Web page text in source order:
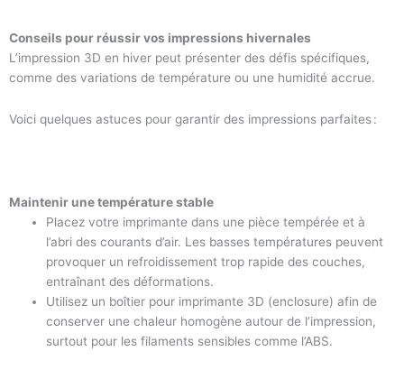
Conseils pour réussir vos impressions hivernales
L’impression 3D en hiver peut présenter des défis spécifiques,
comme des variations de température ou une humidité accrue.
Voici quelques astuces pour garantir des impressions parfaites :
Maintenir une température stable
Placez votre imprimante dans une pièce tempérée et à
l’abri des courants d’air. Les basses températures peuvent
provoquer un refroidissement trop rapide des couches,
entraînant des déformations.
Utilisez un boîtier pour imprimante 3D (enclosure) afin de
conserver une chaleur homogène autour de l’impression,
surtout pour les filaments sensibles comme l’ABS.